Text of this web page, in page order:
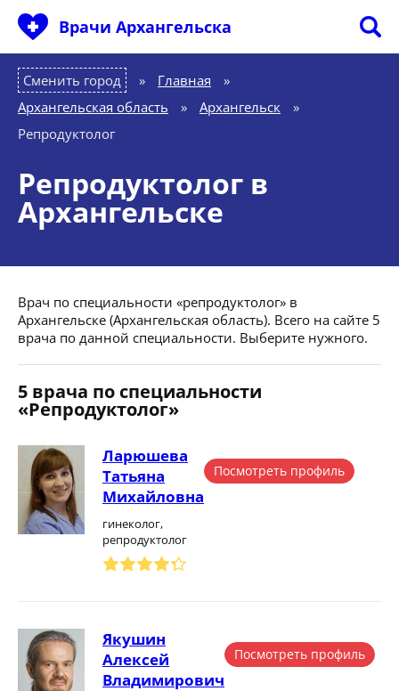
Врачи Архангельска
Сменить город Главная
»
Архангельская область
» Архангельск
»
Репродуктолог
Репродуктолог в
Архангельске
Врач по специальности «репродуктолог» в
Архангельске (Архангельская область). Всего на сайте 5
врача по данной специальности. Выберите нужного.
5 врача по специальности
«Репродуктолог»
Ларюшева
Татьяна
Михайловна
гинеколог,
репродуктолог
Посмотреть профиль
Якушин
Алексей
Владимирович
Посмотреть профиль